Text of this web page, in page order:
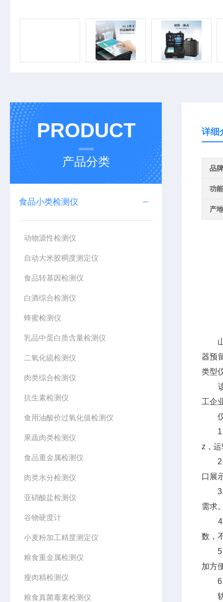
PRODUCT
产品分类
食品小类检测仪
动物源性检测仪
自动大米胶稠度测定仪
食品转基因检测仪
白酒综合检测仪
蜂蜜检测仪
乳品中蛋白质含量检测仪
二氧化硫检测仪
肉类综合检测仪
抗生素检测仪
食用油酸价过氧化值检测仪
果蔬肉类检测仪
食品重金属检测仪
肉类水分检测仪
亚硝酸盐检测仪
谷物硬度计
小麦粉加工精度测定仪
粮食重金属检测仪
瘦肉精检测仪
粮食真菌毒素检测仪
详细
品牌
功
产
山
器预
类型
工企
仪
1、
z，
2、
口展
3.一
需求
4、
数，
5、
加方
6、
轨